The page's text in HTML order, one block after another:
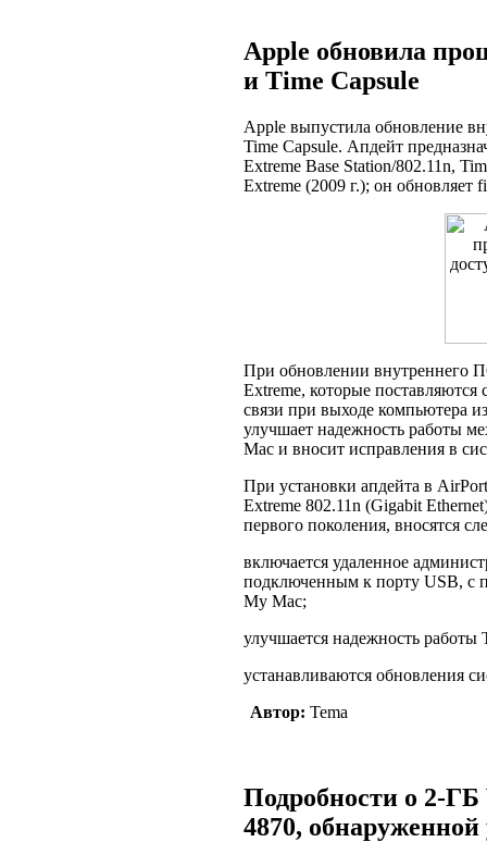
Apple обновила
и Time Capsule
Apple выпустила обновление
Time Capsule. Апдейт
Extreme Base Station/802.11n,
Extreme (2009 г.); он обновляет
При обновлении внутреннего
Extreme, которые поставляются
связи при выходе компьютера
улучшает надежность работы
Mac и вносит исправления в
При установки апдейта в
Extreme 802.11n (Gigabit
первого поколения, вносятся
включается удаленное
подключенным к порту USB, с
My Mac;
улучшается надежность работы
устанавливаются обновления
Автор: Tema
Подробности о 2-ГБ
4870, обнаруженной